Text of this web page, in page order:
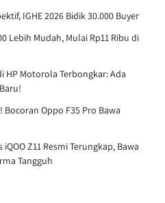
IGHE 2026 Bidik 30.000 Buyer
Lebih Mudah, Mulai Rp11 Ribu di
HP Motorola Terbongkar: Ada
Bocoran Oppo F35 Pro Bawa
Z11 Resmi Terungkap, Bawa
Tangguh